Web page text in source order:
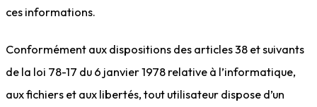
ces informations.
Conformément aux dispositions des articles 38 et suivants
de la loi 78-17 du 6 janvier 1978 relative à l’informatique,
aux fichiers et aux libertés, tout utilisateur dispose d’un